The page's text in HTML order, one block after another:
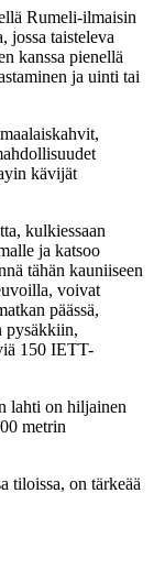
Rumeli-ilmaisin
jossa taisteleva
kanssa pienellä
ja uinti tai
kävijät
kulkiessaan
ja katsoo
tähän kauniiseen
voivat
päässä,
pysäkkiin,
150 IETT-
lahti on hiljainen
metrin
tiloissa, on tärkeää